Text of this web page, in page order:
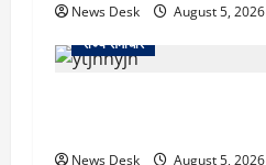
News Desk August 5, 2026
राज्य समाचार
News Desk August 5, 2026